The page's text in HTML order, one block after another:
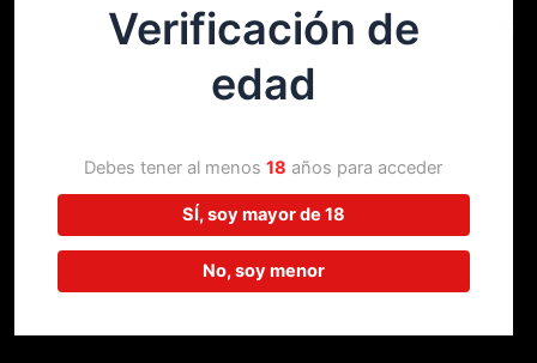
¡Disculpa este desastre! Estamos
trabajando en algo increíble,
¡vuelve pronto!
Verificación de
edad
Debes tener al menos18 años para acceder
SÍ, soy mayor de 18
No, soy menor